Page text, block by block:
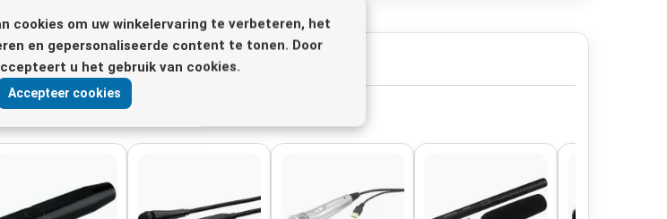
cookies om uw winkelervaring te verbeteren, het
en gepersonaliseerde content te tonen. Door
u het gebruik van cookies.
Accepteer cookies